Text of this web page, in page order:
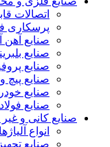
اتصالات
پرسکاری
صنایع آهن
صنایع
صنایع
صنایع پیچ
صنایع
صنایع فولاد
صنایع کانی و
انواع آلياژها
صنایع